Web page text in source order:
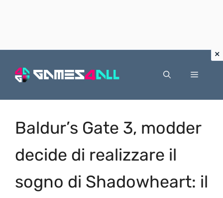
Menu
Baldur’s Gate 3, modder
decide di realizzare il
sogno di Shadowheart: il